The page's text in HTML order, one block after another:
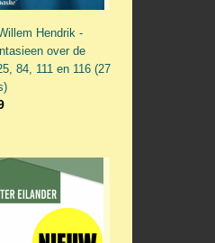
Hendrik -
over de
84, 111 en 116 (27